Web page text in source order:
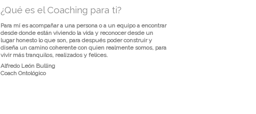
¿Qué es el Coaching para ti?
Para mí es acompañar a una persona o a un equipo a encontrar
desde donde están viviendo la vida y reconocer desde un
lugar honesto lo que son, para después poder construir y
diseña un camino coherente con quien realmente somos, para
vivir más tranquilos, realizados y felices.
Alfredo León Bulling
Coach Ontológico